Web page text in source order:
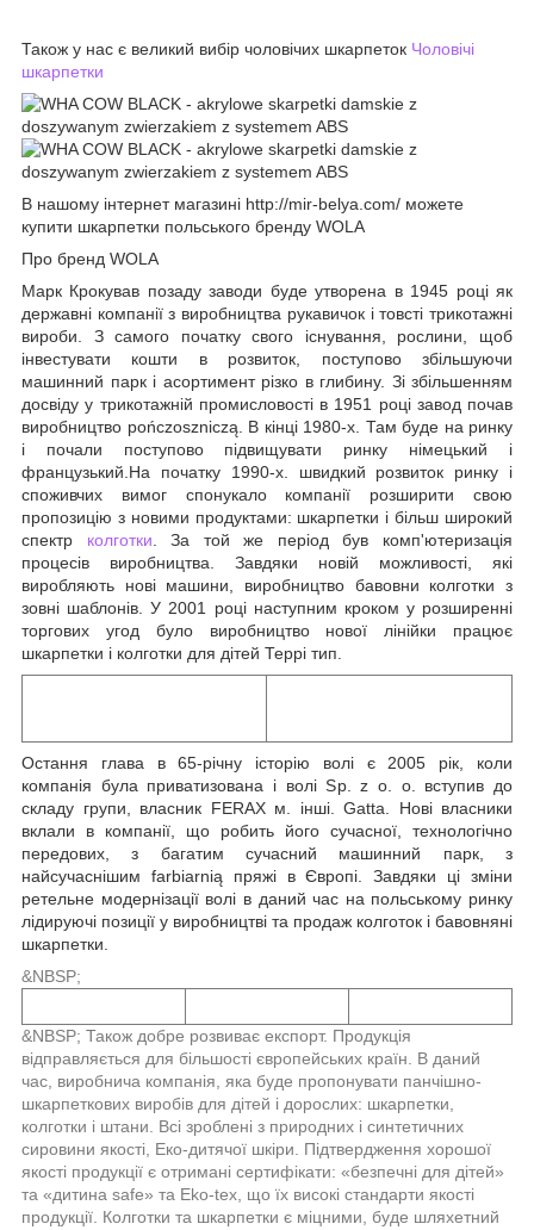
Також у нас є великий вибір чоловічих шкарпеток Чоловічі
шкарпетки
В нашому інтернет магазині http://mir-belya.com/ можете
купити шкарпетки польського бренду WOLA
Про бренд WOLA
Марк Крокував позаду заводи буде утворена в 1945 році як
державні компанії з виробництва рукавичок і товсті трикотажні
вироби. З самого початку свого існування, рослини, щоб
інвестувати кошти в розвиток, поступово збільшуючи
машинний парк і асортимент різко в глибину. Зі збільшенням
досвіду у трикотажній промисловості в 1951 році завод почав
виробництво pończoszniczą. В кінці 1980-х. Там буде на ринку
і почали поступово підвищувати ринку німецький і
французький.На початку 1990-х. швидкий розвиток ринку і
споживчих вимог спонукало компанії розширити свою
пропозицію з новими продуктами: шкарпетки і більш широкий
спектр колготки . За той же період був комп'ютеризація
процесів виробництва. Завдяки новій можливості, які
виробляють нові машини, виробництво бавовни колготки з
зовні шаблонів. У 2001 році наступним кроком у розширенні
торгових угод було виробництво нової лінійки працює
шкарпетки і колготки для дітей Террі тип.
Остання глава в 65-річну історію волі є 2005 рік, коли
компанія була приватизована і волі Sp. z o. o. вступив до
складу групи, власник FERAX м. інші. Gatta. Нові власники
вклали в компанії, що робить його сучасної, технологічно
передових, з багатим сучасний машинний парк, з
найсучаснішим farbiarnią пряжі в Європі. Завдяки ці зміни
ретельне модернізації волі в даний час на польському ринку
лідируючі позиції у виробництві та продаж колготок і бавовняні
шкарпетки.
&NBSP;
&NBSP; Також добре розвиває експорт. Продукція
відправляється для більшості європейських країн. В даний
час, виробнича компанія, яка буде пропонувати панчішно-
шкарпеткових виробів для дітей і дорослих: шкарпетки,
колготки і штани. Всі зроблені з природних і синтетичних
сировини якості, Еко-дитячої шкіри. Підтвердження хорошої
якості продукції є отримані сертифікати: «безпечні для дітей»
та «дитина safe» та Eko-tex, що їх високі стандарти якості
продукції. Колготки та шкарпетки є міцними, буде шляхетний